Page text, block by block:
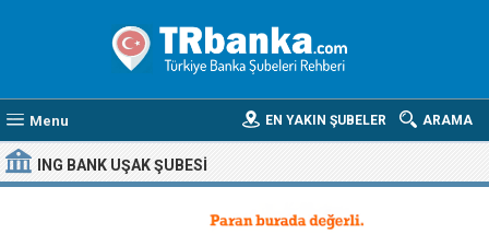
Menu ARAMA
EN YAKIN ŞUBELER
ING BANK UŞAK ŞUBESI